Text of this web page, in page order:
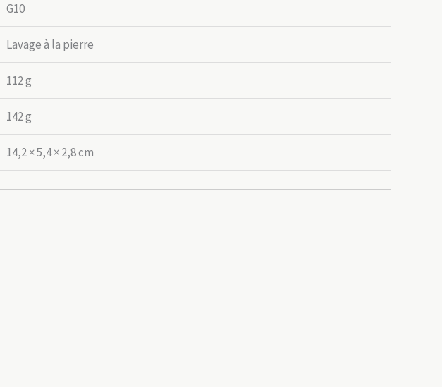
G10
Lavage à la pierre
112 g
142 g
14,2 × 5,4 × 2,8 cm